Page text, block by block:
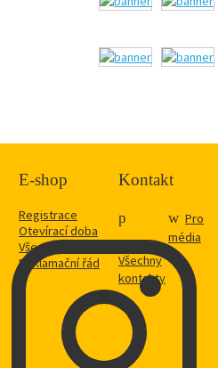
E-shop
Registrace
Otevírací doba
Vše o nákupu
Reklamační řád
Kontakt
Všechny
kontakty
Pro
média